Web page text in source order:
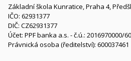
Základní škola Kunratice, Praha 4,
IČO: 62931377
DIČ: CZ62931377
Účet: PPF banka a.s. - č.ú.: 2016970000/
Právnická osoba (ředitelství): 600037461